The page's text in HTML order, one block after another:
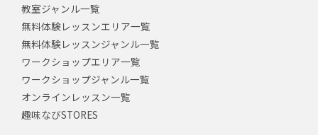
教室ジャンル一覧
無料体験レッスンエリア一覧
無料体験レッスンジャンル一覧
ワークショップエリア一覧
ワークショップジャンル一覧
オンラインレッスン一覧
趣味なびSTORES